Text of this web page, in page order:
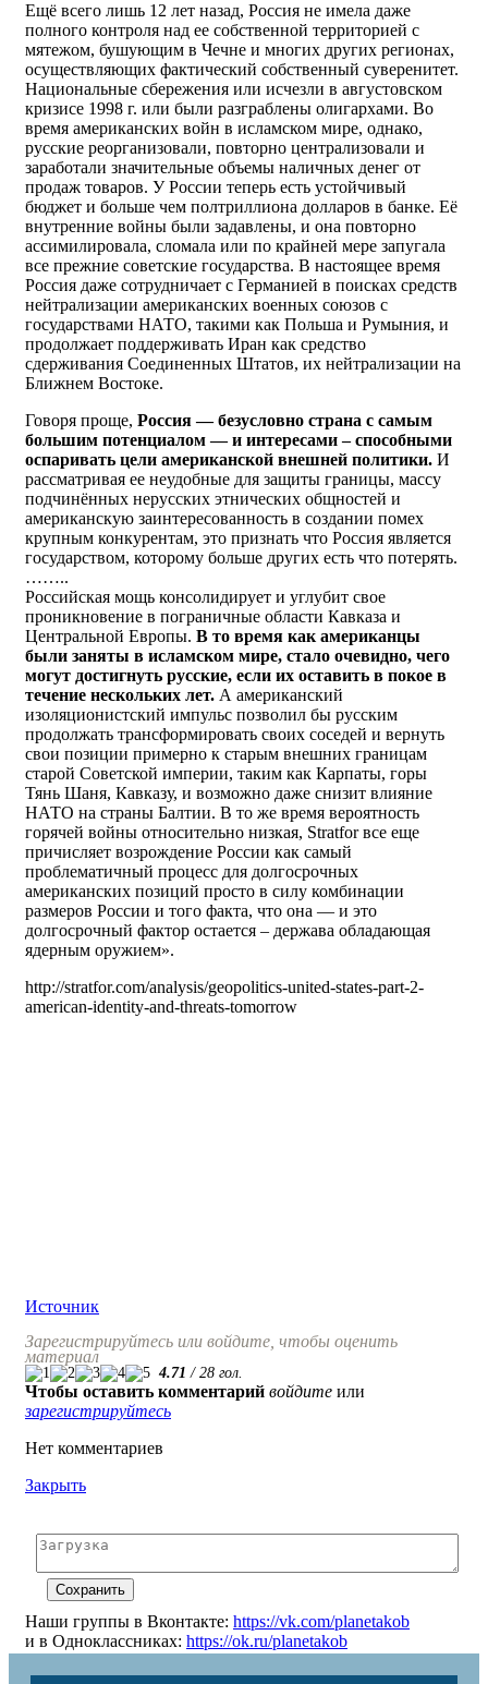
Ещё всего лишь 12 лет назад, Россия не имела даже
полного контроля над ее собственной территорией с
мятежом, бушующим в Чечне и многих других регионах,
осуществляющих фактический собственный суверенитет.
Национальные сбережения или исчезли в августовском
кризисе 1998 г. или были разграблены олигархами. Во
время американских войн в исламском мире, однако,
русские реорганизовали, повторно централизовали и
заработали значительные объемы наличных денег от
продаж товаров. У России теперь есть устойчивый
бюджет и больше чем полтриллиона долларов в банке. Её
внутренние войны были задавлены, и она повторно
ассимилировала, сломала или по крайней мере запугала
все прежние советские государства. В настоящее время
Россия даже сотрудничает с Германией в поисках средств
нейтрализации американских военных союзов с
государствами НАТО, такими как Польша и Румыния, и
продолжает поддерживать Иран как средство
сдерживания Соединенных Штатов, их нейтрализации на
Ближнем Востоке.
Говоря проще, Россия — безусловно страна с самым
большим потенциалом — и интересами – способными
оспаривать цели американской внешней политики. И
рассматривая ее неудобные для защиты границы, массу
подчинённых нерусских этнических общностей и
американскую заинтересованность в создании помех
крупным конкурентам, это признать что Россия является
государством, которому больше других есть что потерять.
……..
Российская мощь консолидирует и углубит свое
проникновение в пограничные области Кавказа и
Центральной Европы. В то время как американцы
были заняты в исламском мире, стало очевидно, чего
могут достигнуть русские, если их оставить в покое в
течение нескольких лет. А американский
изоляционистский импульс позволил бы русским
продолжать трансформировать своих соседей и вернуть
свои позиции примерно к старым внешних границам
старой Советской империи, таким как Карпаты, горы
Тянь Шаня, Кавказу, и возможно даже снизит влияние
НАТО на страны Балтии. В то же время вероятность
горячей войны относительно низкая, Stratfor все еще
причисляет возрождение России как самый
проблематичный процесс для долгосрочных
американских позиций просто в силу комбинации
размеров России и того факта, что она — и это
долгосрочный фактор остается – держава обладающая
ядерным оружием».
http://stratfor.com/analysis/geopolitics-united-states-part-2-
american-identity-and-threats-tomorrow
Источник
Зарегистрируйтесь или войдите, чтобы оценить
материал
4.71 / 28 гол.
Чтобы оставить комментарий войдите или
зарегистрируйтесь
Нет комментариев
Закрыть
Наши группы в Вконтакте: https://vk.com/planetakob
и в Одноклассниках: https://ok.ru/planetakob